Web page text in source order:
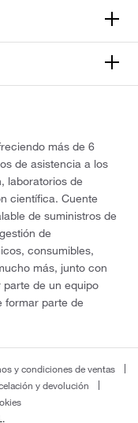
más de 6
de asistencia a los
laboratorios de
científica. Cuente
de suministros de
de
consumibles,
más, junto con
de un equipo
formar parte de
y condiciones de ventas
y devolución